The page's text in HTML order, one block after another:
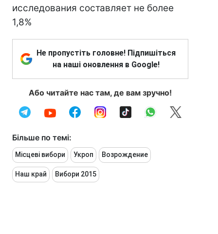
исследования составляет не более
1,8%
Не пропустіть головне! Підпишіться
на наші оновлення в Google!
Або читайте нас там, де вам зручно!
Більше по темі:
Місцеві вибори Укроп Возрождение
Наш край Вибори 2015